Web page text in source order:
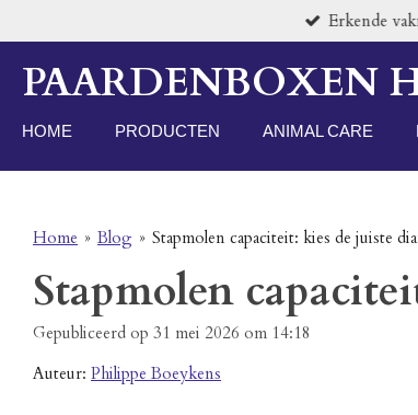
direct
naar
de
Erkende
PAARDENBOXEN
HOME PRODUCTEN ANIMAL CARE
Home » Blog » Stapmolen capaciteit: kies de juiste
Stapmolen
Gepubliceerd op 31 mei 2026 om 14:18
Auteur: Philippe Boeykens